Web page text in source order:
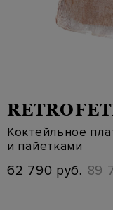
Коктейльное
и пайетками
62 790 руб. 89